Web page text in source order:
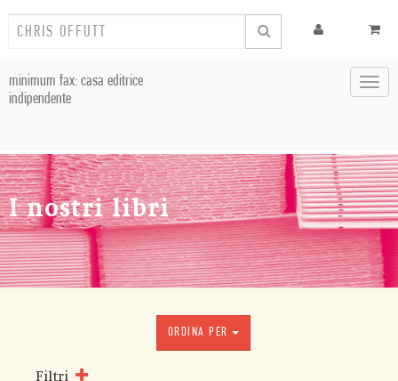
minimum fax: casa editrice
indipendente
I nostri libri
ORDINA PER
Filtri